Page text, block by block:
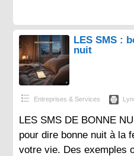
LES SMS :
nuit
Entreprises & Services
LES SMS DE BONNE
pour dire bonne nuit à la
votre vie. Des exemples